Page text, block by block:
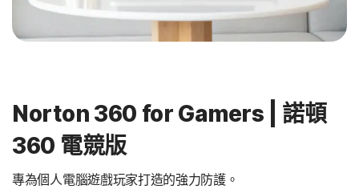
Norton 360 for Gamers | 諾頓
360 電競版
專為個人電腦遊戲玩家打造的強力防護。